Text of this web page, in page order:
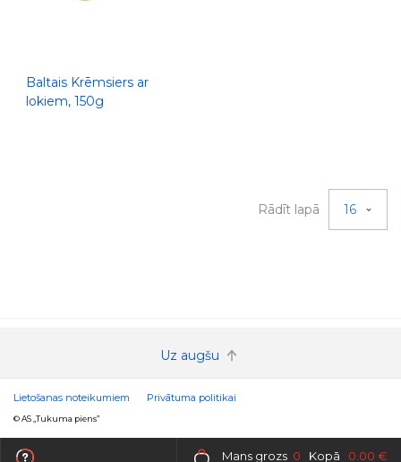
Mans grozs 0 Kopā 0.00 €
Baltais Krēmsiers ar
lokiem, 150g
Rādīt lapā 16
Uz augšu
Lietošanas noteikumiem Privātuma politikai
© AS „Tukuma piens”